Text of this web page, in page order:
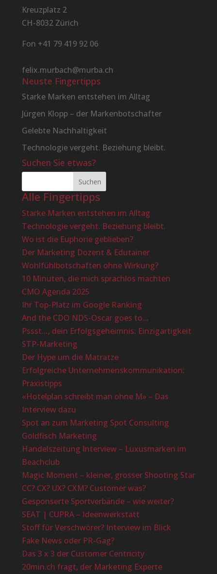
Kreuzplatz 2
CH-8032 Zürich
Fon +41 79 419 92 06
felix.murbach@murba.ch
Neuste Fingertipps
Starke Marken entstehen im Alltag
Jürgen Klopp – der Markenbotschafter
Gelebte Nachhaltigkeit
Technologie vergeht. Beziehung bleibt.
Suchen Sie etwas?
Alle Fingertipps
Starke Marken entstehen im Alltag
Technologie vergeht. Beziehung bleibt.
Wo ist die Euphorie geblieben?
Der Marketing Dozent & Edutainer
Wohlfühlbotschaften ohne Wirkung?
10 Minuten, die mich sprachlos machten
CMO Agenda 2025
Ihr Top-Platz im Google Ranking
And the CDO NDS-Oscar goes to…
Pssst…, dein Erfolgsgeheimnis: Einzigartigkeit
STP-Marketing
Der Hype um die Matratze
Erfolgreiche Unternehmenskommunikation:
Praxistipps
«Hotelplan schreibt man ohne M» – Das
Interview dazu
Spot an zum Marketing Spot Consulting
Goldfisch Marketing
Handelszeitung Interview – Luxusmarken im
Beachclub
Magic Moment – kleiner, grosser Shooting Star
CC? CX? UX? CXM? Customer was?
Gesponserte Sportverbände – wie weiter?
SEAT | CUPRA – Ideenwerkstatt
Stoff für Verschwörer? Interview im Blick
Fake News oder PR-Gag?
Das 3 x 3 der Customer Centricity
20min.ch fragt, der Marketing Experte